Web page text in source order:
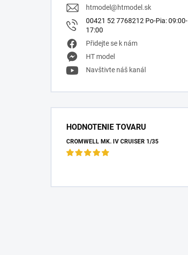
htmodel@htmodel.sk
00421 52 7768212 Po-Pia: 09:00-
17:00
Přidejte se k nám
HT model
Navštivte náš kanál
HODNOTENIE TOVARU
CROMWELL MK. IV CRUISER 1/35